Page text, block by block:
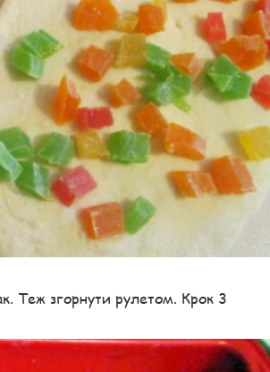
Теж згорнути рулетом. Крок 3